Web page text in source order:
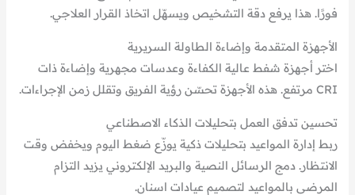
فورًا. هذا يرفع دقة التشخيص ويسهّل اتخاذ القرار العلاجي.
الأجهزة المتقدمة وإضاءة الطاولة السريرية
اختر أجهزة شفط عالية الكفاءة وعدسات مجهرية وإضاءة ذات
CRI مرتفع. هذه الأجهزة تحسّن رؤية الفريق وتقلل زمن الإجراءات.
تحسين تدفق العمل بتحليلات الذكاء الاصطناعي
ربط إدارة المواعيد بتحليلات ذكية يوزّع ضغط اليوم ويخفض وقت
الانتظار. دمج الرسائل النصية والبريد الإلكتروني يزيد التزام
المرضى بالمواعيد لتصميم عيادات اسنان.